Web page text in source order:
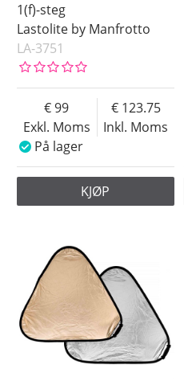
1(f)-steg
Lastolite by Manfrotto
LA-3751
Exkl. Moms
99
Inkl. Moms
123.75
På lager
KJØP